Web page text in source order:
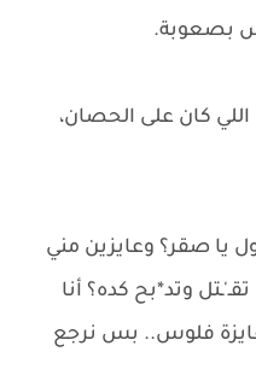
بصعوبة.
كان على الحصان،
يا صقر؟ وعايزين مني
وتد*بح كده؟ أنا
فلوس.. بس نرجع